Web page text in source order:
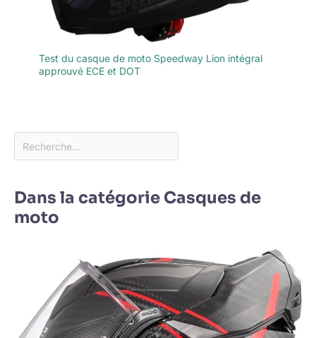
Test du casque de moto Speedway Lion intégral
approuvé ECE et DOT
Dans la catégorie Casques de
moto